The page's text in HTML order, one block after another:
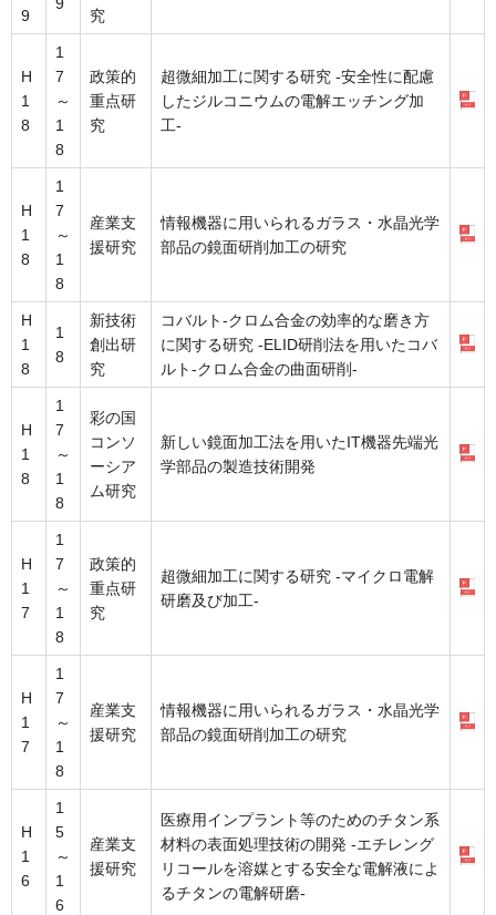
9 究
H
1
8
1
7
～
1
8
政策的
重点研
究
超微細加工に関する研究 -安全性に配慮
したジルコニウムの電解エッチング加
工-
H
1
8
1
7
～
1
8
産業支
援研究
情報機器に用いられるガラス・水晶光学
部品の鏡面研削加工の研究
H
1
8
1
8
新技術
創出研
究
コバルト-クロム合金の効率的な磨き方
に関する研究 -ELID研削法を用いたコバ
ルト-クロム合金の曲面研削-
H
1
8
1
7
～
1
8
彩の国
コンソ
ーシア
ム研究
新しい鏡面加工法を用いたIT機器先端光
学部品の製造技術開発
H
1
7
1
7
～
1
8
政策的
重点研
究
超微細加工に関する研究 -マイクロ電解
研磨及び加工-
H
1
7
1
7
～
1
8
産業支
援研究
情報機器に用いられるガラス・水晶光学
部品の鏡面研削加工の研究
H
1
6
1
5
～
1
6
産業支
援研究
医療用インプラント等のためのチタン系
材料の表面処理技術の開発 -エチレング
リコールを溶媒とする安全な電解液によ
るチタンの電解研磨-